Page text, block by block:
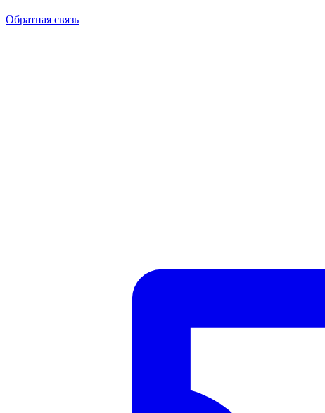
Обратная связь